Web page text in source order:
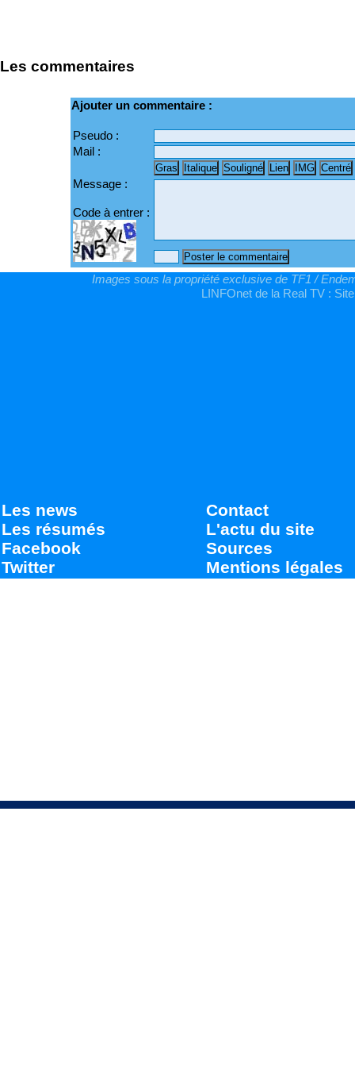
Les commentaires
Ajouter un commentaire :
Pseudo :
Mail :
Message :
Code à entrer :
Images sous la propriété exclusive de TF1 /
LINFOnet de la Real TV :
Les news
Les résumés
Facebook
Twitter
Contact
L'actu du site
Sources
Mentions légales